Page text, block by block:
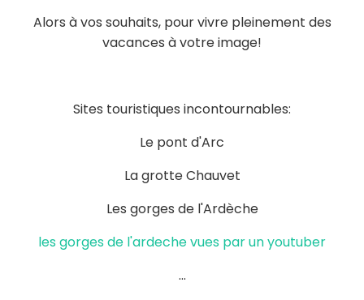
Alors à vos souhaits, pour vivre pleinement des
vacances à votre image!
Sites touristiques incontournables:
Le pont d'Arc
La grotte Chauvet
Les gorges de l'Ardèche
les gorges de l'ardeche vues par un youtuber
...